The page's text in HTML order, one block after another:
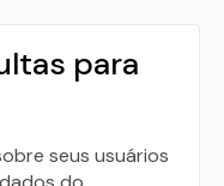
para
seus usuários